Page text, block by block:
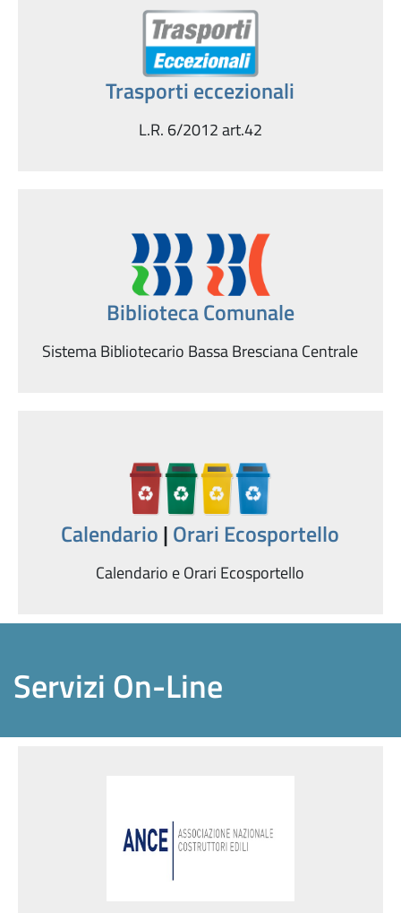
Trasporti eccezionali
L.R. 6/2012 art.42
Biblioteca Comunale
Sistema Bibliotecario Bassa Bresciana Centrale
Calendario|Orari Ecosportello
Calendario e Orari Ecosportello
Servizi On-Line